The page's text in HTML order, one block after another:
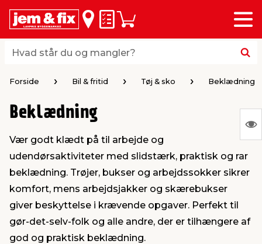
Hvad står du og mangler?
Hvad står du og mangler?
Huskeseddel
Indkøbskurv
Menu
loft & vægge
vinduer
brædder
& varme
& ophæng
& opbevaring
& armatur
& ventilation
Home
& kemikalier
& fugemasse
af værktøj
maskiner
Forside Bil & fritid Tøj & sko Beklædning
Beklædning
Vær godt klædt på til arbejde og
udendørsaktiviteter med slidstærk, praktisk og rar
beklædning. Trøjer, bukser og arbejdssokker sikrer
komfort, mens arbejdsjakker og skærebukser
giver beskyttelse i krævende opgaver. Perfekt til
gør-det-selv-folk og alle andre, der er tilhængere af
god og praktisk beklædning.